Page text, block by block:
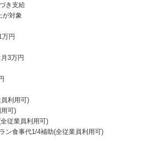
き支給
が対象
円
3万円
利用可)
可)
従業員利用可)
ン食事代1/4補助(全従業員利用可)